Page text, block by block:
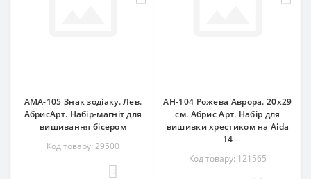
AMA-105 Знак зодіаку. Лев.
АбрисАрт. Набір-магніт для
вишивання бісером
Код товару: 29500
AH-104 Рожева Аврора. 20x29
см. Абрис Арт. Набір для
вишивки хрестиком на Aida
14
Код товару: 121565